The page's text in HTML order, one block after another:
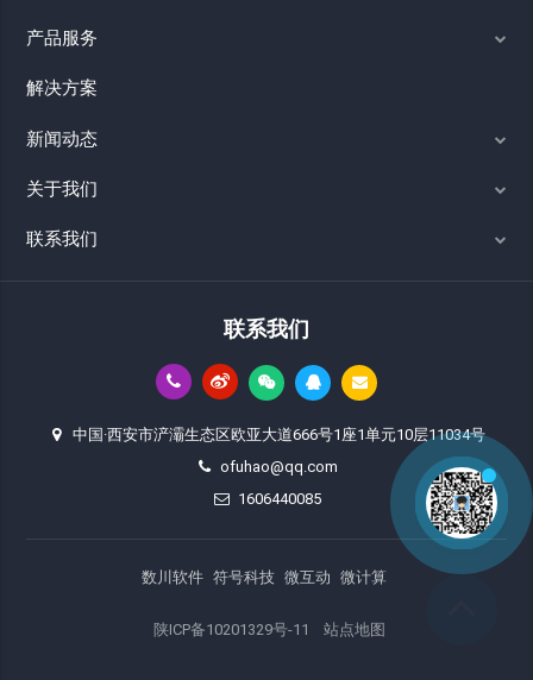
产品服务
解决方案
新闻动态
关于我们
联系我们
联系我们
中国·西安市浐灞生态区欧亚大道666号1座1单元10层11034号
ofuhao@qq.com
1606440085
数川软件 符号科技 微互动 微计算
陕ICP备10201329号-11 站点地图